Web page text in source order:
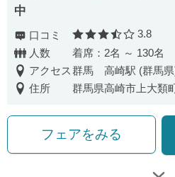
中
口コミ 口コミ
3.8
人数
着席：2名 ～ 130名
アクセス群馬 高崎駅 (群馬県
住所
群馬県高崎市上大類
フェアをみる